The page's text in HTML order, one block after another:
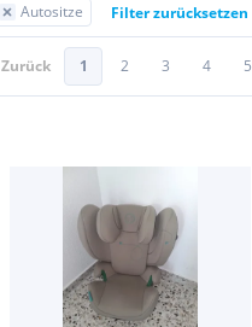
Autositze Filter zurücksetzen
Zurück 1 2 3 4 5